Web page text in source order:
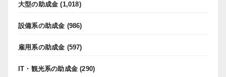
大型の助成金 (1,018)
設備系の助成金 (986)
雇用系の助成金 (597)
IT・観光系の助成金 (290)